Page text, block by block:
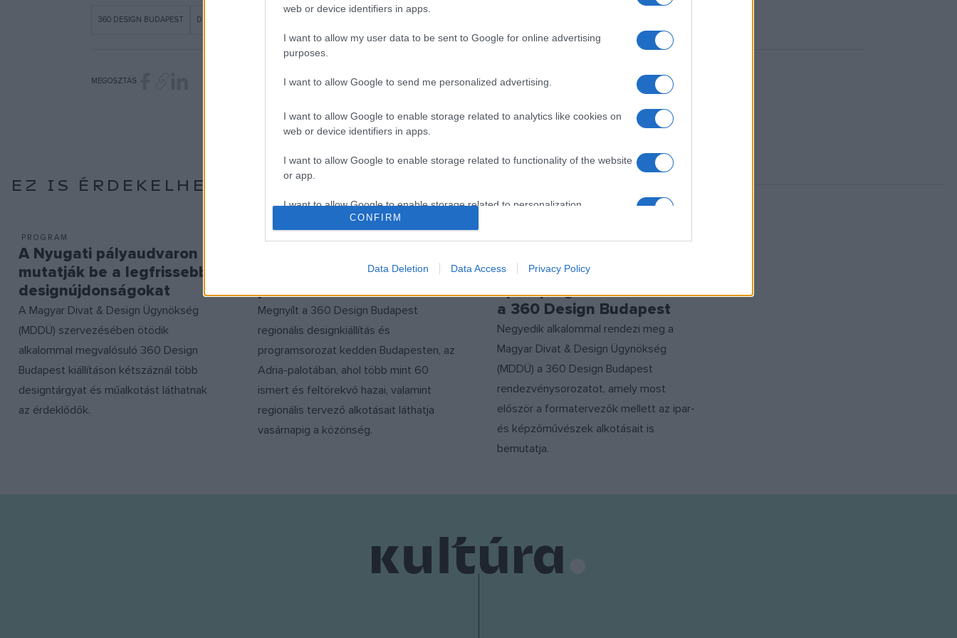
web or device identifiers in apps.
I want to allow my user data to be sent to Google for online advertising
purposes.
I want to allow Google to send me personalized advertising.
I want to allow Google to enable storage related to analytics like cookies on
web or device identifiers in apps.
I want to allow Google to enable storage related to functionality of the website
or app.
I want to allow Google to enable storage related to personalization.
I want to allow Google to enable storage related to security, including
CONFIRM
Data Deletion Data Access Privacy Policy
360 DESIGN BUDAPEST DESIGN
MEGOSZTÁS
EZ IS ÉRDEKELHETI
PROGRAM
A Nyugati pályaudvaron
mutatják be a legfrissebb
designújdonságokat
A Magyar Divat & Design Ügynökség
(MDDÜ) szervezésében ötödik
alkalommal megvalósuló 360 Design
Budapest kiállításon kétszáznál több
designtárgyat és műalkotást láthatnak
az érdeklődők.
Budapest az Adria-
palotában
Megnyílt a 360 Design Budapest
regionális designkiállítás és
programsorozat kedden Budapesten, az
Adria-palotában, ahol több mint 60
ismert és feltörekvő hazai, valamint
regionális tervező alkotásait láthatja
vasárnapig a közönség.
kulturális sokszínűségére
építő programmal érkezik
a 360 Design Budapest
Negyedik alkalommal rendezi meg a
Magyar Divat & Design Ügynökség
(MDDÜ) a 360 Design Budapest
rendezvénysorozatot, amely most
először a formatervezők mellett az ipar-
és képzőművészek alkotásait is
bemutatja.